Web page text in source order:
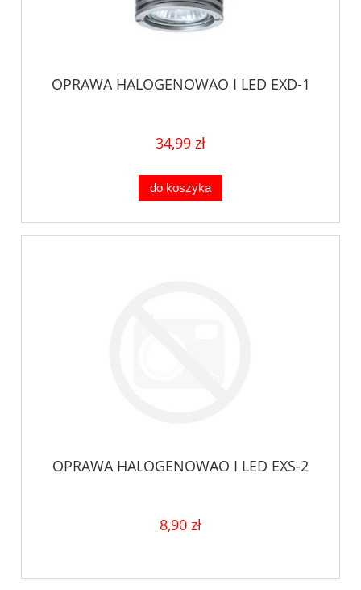
OPRAWA HALOGENOWAO I LED EXD-1
34,99 zł
do koszyka
OPRAWA HALOGENOWAO I LED EXS-2
8,90 zł